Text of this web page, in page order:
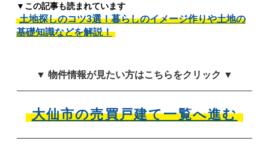
▼この記事も読まれています
土地探しのコツ3選！暮らしのイメージ作りや土地の
基礎知識などを解説！
▼ 物件情報が見たい方はこちらをクリック ▼
大仙市の売買戸建て一覧へ進む